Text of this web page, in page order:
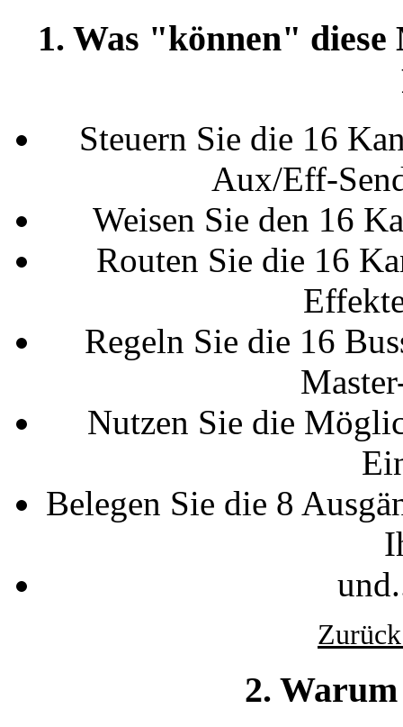
1. Was "können"
Steuern Sie die 16
Aux/Eff-
Weisen Sie den 16
Routen Sie die 16
Regeln Sie die 16
Nutzen Sie die
Belegen Sie die 8
2.